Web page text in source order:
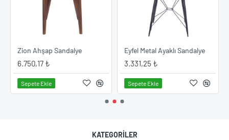
Zion Ahşap Sandalye
6.750,17 ₺
Sepete Ekle
Eyfel Metal Ayaklı Sandalye
3.331,25 ₺
Sepete Ekle
KATEGORILER